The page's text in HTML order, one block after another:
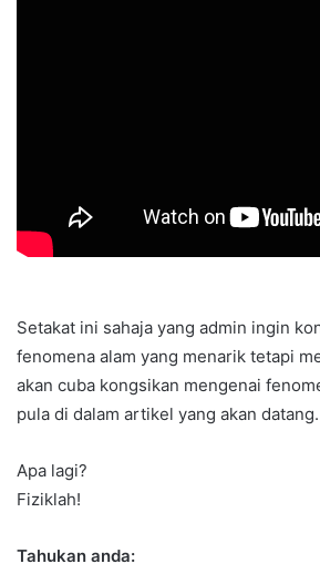
Setakat ini sahaja yang admin ingin
fenomena alam yang menarik tetapi
akan cuba kongsikan mengenai
pula di dalam artikel yang akan
Apa lagi?
Fiziklah!
Tahukan anda: